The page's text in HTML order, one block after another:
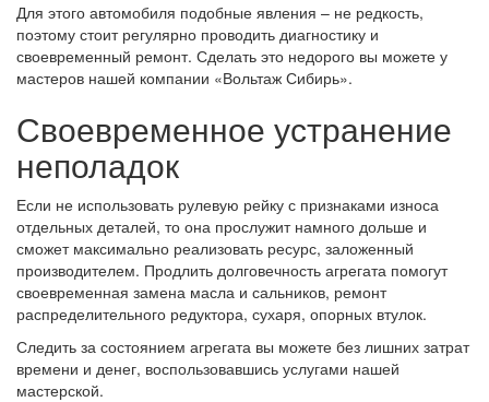
Для этого автомобиля подобные явления – не редкость,
поэтому стоит регулярно проводить диагностику и
своевременный ремонт. Сделать это недорого вы можете у
мастеров нашей компании «Вольтаж Сибирь».
Своевременное устранение
неполадок
Если не использовать рулевую рейку с признаками износа
отдельных деталей, то она прослужит намного дольше и
сможет максимально реализовать ресурс, заложенный
производителем. Продлить долговечность агрегата помогут
своевременная замена масла и сальников, ремонт
распределительного редуктора, сухаря, опорных втулок.
Следить за состоянием агрегата вы можете без лишних затрат
времени и денег, воспользовавшись услугами нашей
мастерской.